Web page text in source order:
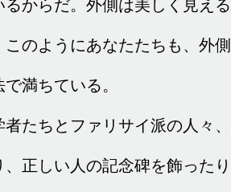
るからだ。外側は美しく見え
このようにあなたたちも、外
満ちている。
たちとファリサイ派の人々
、正しい人の記念碑を飾った